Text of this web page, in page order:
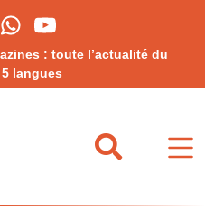
: toute l’actualité du
langues